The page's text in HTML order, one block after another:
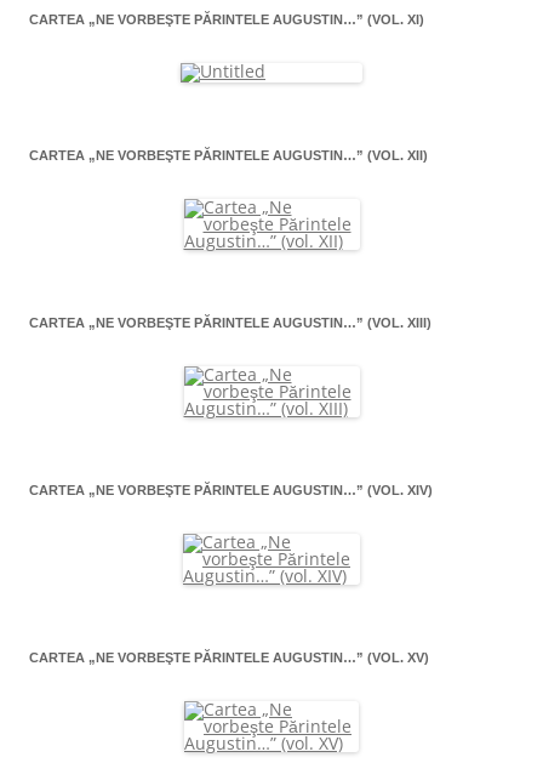
CARTEA „NE VORBEŞTE PĂRINTELE AUGUSTIN…” (VOL. XI)
CARTEA „NE VORBEŞTE PĂRINTELE AUGUSTIN…” (VOL. XII)
CARTEA „NE VORBEŞTE PĂRINTELE AUGUSTIN…” (VOL. XIII)
CARTEA „NE VORBEŞTE PĂRINTELE AUGUSTIN…” (VOL. XIV)
CARTEA „NE VORBEŞTE PĂRINTELE AUGUSTIN…” (VOL. XV)